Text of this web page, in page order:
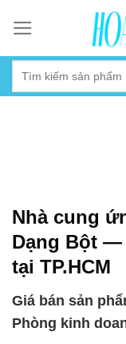
content
Nhà cung
Dạng Bột —
tại TP.HCM
Giá bán sản
Phòng kinh